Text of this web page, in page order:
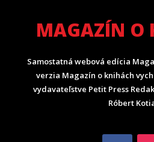
MAGAZÍN O
Samostatná webová edícia
verzia Magazín o knihách
vydavateľstve Petit Press
Róbert